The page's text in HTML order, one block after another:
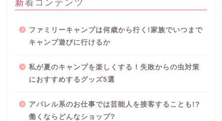
新着コンテンツ
ファミリーキャンプは何歳から行く!家族でいつまで
キャンプ遊びに行けるか
私が夏のキャンプを楽しくする！失敗からの虫対策
におすすめするグッズ5選
アパレル系のお仕事では芸能人を接客することも!?
働くならどんなショップ?
プロフィール